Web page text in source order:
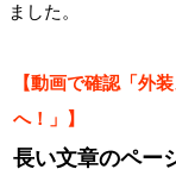
ました。
【動画で確認「外
へ！」】
長い文章のペー